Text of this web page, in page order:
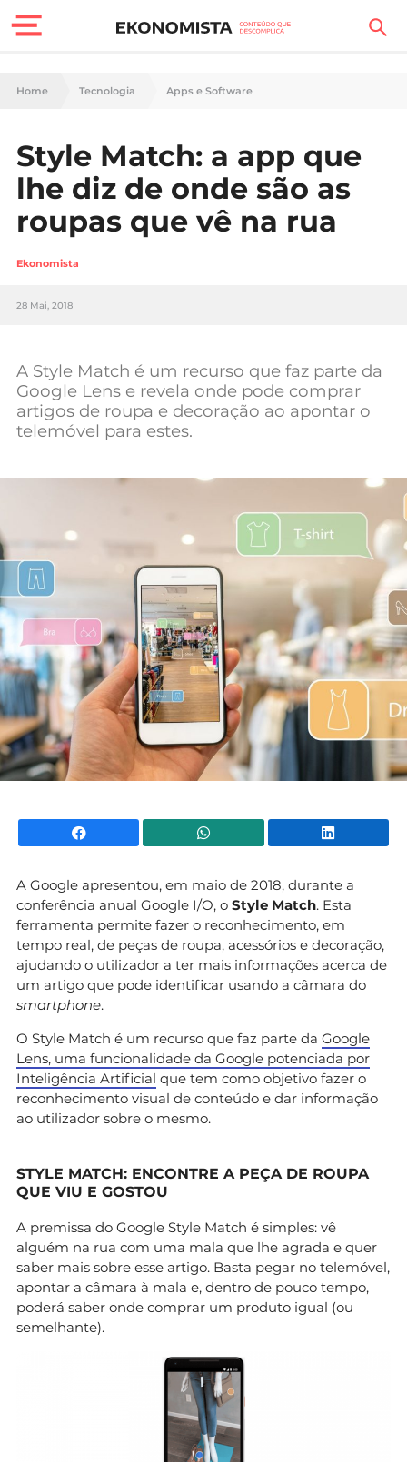
Finanças Pessoais
Carreira
Casa
Lifestyle
Sociedade
Negócios
Mundial 2026
Home Tecnologia Apps e Software
Style Match: a app que
lhe diz de onde são as
roupas que vê na rua
Ekonomista
28 Mai, 2018
A Style Match é um recurso que faz parte da
Google Lens e revela onde pode comprar
artigos de roupa e decoração ao apontar o
telemóvel para estes.
Facebook WhatsApp
A Google apresentou, em maio de 2018, durante a
conferência anual Google I/O, o Style Match. Esta
ferramenta permite fazer o reconhecimento, em
tempo real, de peças de roupa, acessórios e decoração,
ajudando o utilizador a ter mais informações acerca de
um artigo que pode identificar usando a câmara do
smartphone.
O Style Match é um recurso que faz parte da Google
Lens, uma funcionalidade da Google potenciada por
Inteligência Artificial que tem como objetivo fazer o
reconhecimento visual de conteúdo e dar informação
ao utilizador sobre o mesmo.
STYLE MATCH: ENCONTRE A PEÇA DE ROUPA
QUE VIU E GOSTOU
A premissa do Google Style Match é simples: vê
alguém na rua com uma mala que lhe agrada e quer
saber mais sobre esse artigo. Basta pegar no telemóvel,
apontar a câmara à mala e, dentro de pouco tempo,
poderá saber onde comprar um produto igual (ou
semelhante).